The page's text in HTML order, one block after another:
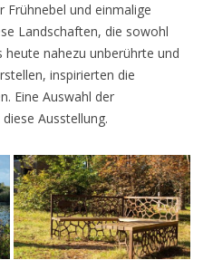
Frühnebel und einmalige
Landschaften, die sowohl
nahezu unberührte und
inspirierten die
Eine Auswahl der
Ausstellung.